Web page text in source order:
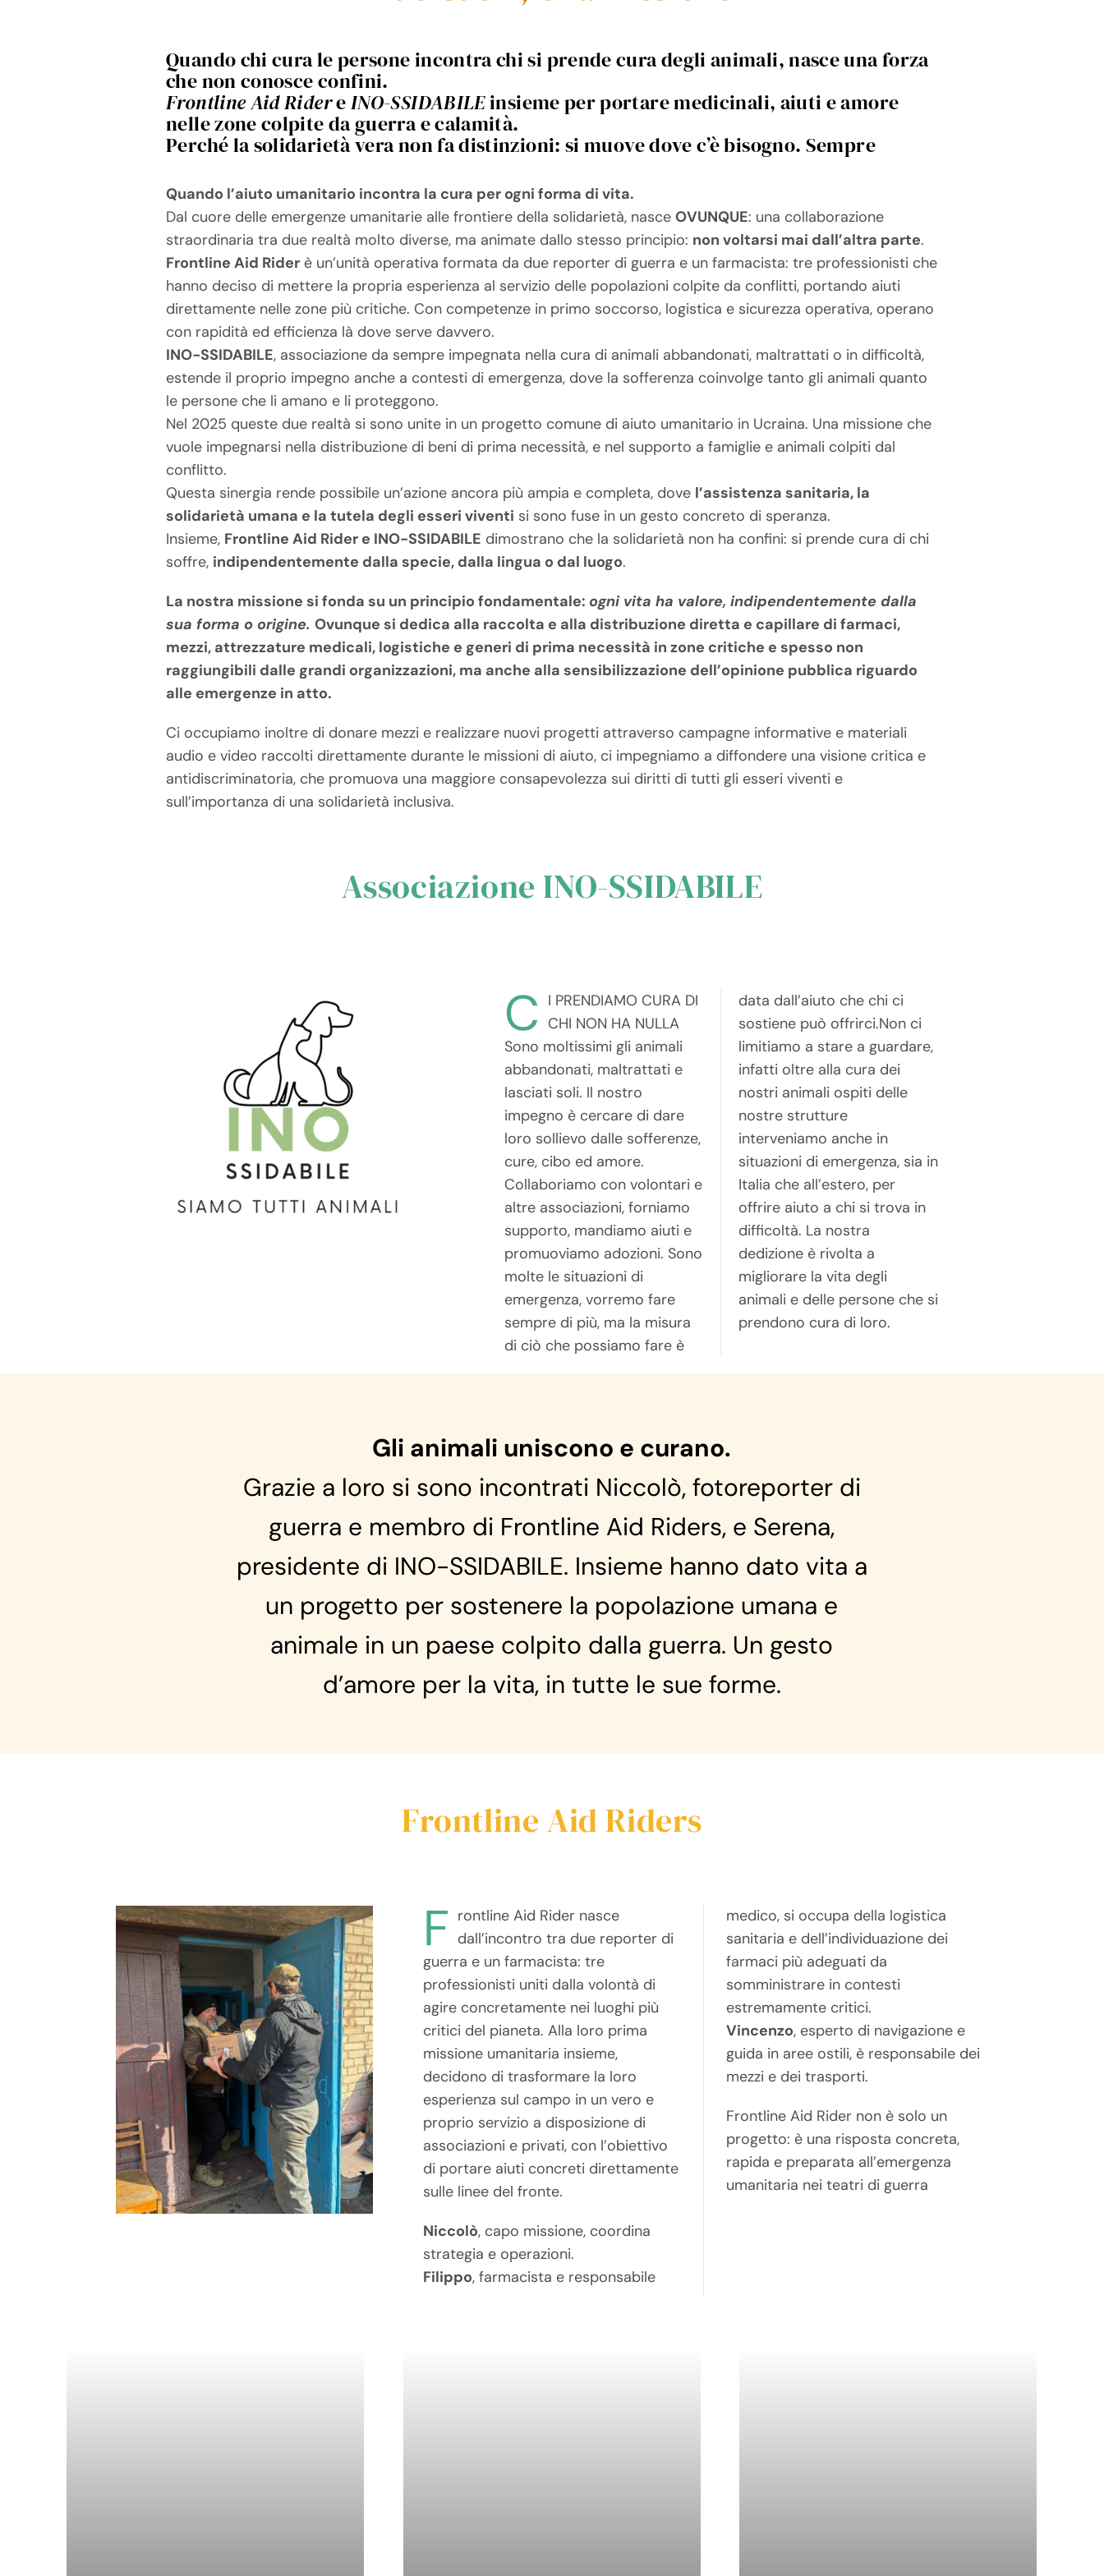
Quando chi cura le persone incontra chi si prende cura degli animali, nasce una forza
che non conosce confini.
Frontline Aid RidereINO-SSIDABILEinsieme per portare medicinali, aiuti e amore
nelle zone colpite da guerra e calamità.
Perché la solidarietà vera non fa distinzioni: si muove dove c’è bisogno. Sempre
Quando l’aiuto umanitario incontra la cura per ogni forma di vita.
Dal cuore delle emergenze umanitarie alle frontiere della solidarietà, nasceOVUNQUE: una collaborazione
straordinaria tra due realtà molto diverse, ma animate dallo stesso principio: non voltarsi mai dall’altra parte.
Frontline Aid Rider è un’unità operativa formata da due reporter di guerra e un farmacista: tre professionisti che
hanno deciso di mettere la propria esperienza al servizio delle popolazioni colpite da conflitti, portando aiuti
direttamente nelle zone più critiche. Con competenze in primo soccorso, logistica e sicurezza operativa, operano
con rapidità ed efficienza là dove serve davvero.
INO-SSIDABILE, associazione da sempre impegnata nella cura di animali abbandonati, maltrattati o in difficoltà,
estende il proprio impegno anche a contesti di emergenza, dove la sofferenza coinvolge tanto gli animali quanto
le persone che li amano e li proteggono.
Nel 2025 queste due realtà si sono unite in un progetto comune di aiuto umanitario in Ucraina. Una missione che
vuole impegnarsi nella distribuzione di beni di prima necessità, e nel supporto a famiglie e animali colpiti dal
conflitto.
Questa sinergia rende possibile un’azione ancora più ampia e completa, dove l’assistenza sanitaria, la
solidarietà umana e la tutela degli esseri viventi si sono fuse in un gesto concreto di speranza.
Insieme, Frontline Aid Rider e INO-SSIDABILE dimostrano che la solidarietà non ha confini: si prende cura di chi
soffre, indipendentemente dalla specie, dalla lingua o dal luogo.
La nostra missione si fonda su un principio fondamentale: ogni vita ha valore, indipendentemente dalla
sua forma o origine.Ovunque si dedica alla raccolta e alla distribuzione diretta e capillare di farmaci,
mezzi, attrezzature medicali, logistiche e generi di prima necessità in zone critiche e spesso non
raggiungibili dalle grandi organizzazioni, ma anche alla sensibilizzazione dell’opinione pubblica riguardo
alle emergenze in atto.
Ci occupiamo inoltre di donare mezzi e realizzare nuovi progetti attraverso campagne informative e materiali
audio e video raccolti direttamente durante le missioni di aiuto, ci impegniamo a diffondere una visione critica e
antidiscriminatoria, che promuova una maggiore consapevolezza sui diritti di tutti gli esseri viventi e
sull’importanza di una solidarietà inclusiva.
Associazione INO-SSIDABILE
C I PRENDIAMO CURA DI
CHI NON HA NULLA
Sono moltissimi gli animali
abbandonati, maltrattati e
lasciati soli. Il nostro
impegno è cercare di dare
loro sollievo dalle sofferenze,
cure, cibo ed amore.
Collaboriamo con volontari e
altre associazioni, forniamo
supporto, mandiamo aiuti e
promuoviamo adozioni. Sono
molte le situazioni di
emergenza, vorremo fare
sempre di più, ma la misura
di ciò che possiamo fare è
data dall’aiuto che chi ci
sostiene può offrirci.Non ci
limitiamo a stare a guardare,
infatti oltre alla cura dei
nostri animali ospiti delle
nostre strutture
interveniamo anche in
situazioni di emergenza, sia in
Italia che all’estero, per
offrire aiuto a chi si trova in
difficoltà. La nostra
dedizione è rivolta a
migliorare la vita degli
animali e delle persone che si
prendono cura di loro.
Gli animali uniscono e curano.
Grazie a loro si sono incontrati Niccolò, fotoreporter di
guerra e membro di Frontline Aid Riders, e Serena,
presidente di INO-SSIDABILE. Insieme hanno dato vita a
un progetto per sostenere la popolazione umana e
animale in un paese colpito dalla guerra. Un gesto
d’amore per la vita, in tutte le sue forme.
Frontline Aid Riders
F rontline Aid Rider nasce
dall’incontro tra due reporter di
guerra e un farmacista: tre
professionisti uniti dalla volontà di
agire concretamente nei luoghi più
critici del pianeta. Alla loro prima
missione umanitaria insieme,
decidono di trasformare la loro
esperienza sul campo in un vero e
proprio servizio a disposizione di
associazioni e privati, con l’obiettivo
di portare aiuti concreti direttamente
sulle linee del fronte.
Niccolò, capo missione, coordina
strategia e operazioni.
Filippo, farmacista e responsabile
medico, si occupa della logistica
sanitaria e dell’individuazione dei
farmaci più adeguati da
somministrare in contesti
estremamente critici.
Vincenzo, esperto di navigazione e
guida in aree ostili, è responsabile dei
mezzi e dei trasporti.
Frontline Aid Rider non è solo un
progetto: è una risposta concreta,
rapida e preparata all’emergenza
umanitaria nei teatri di guerra